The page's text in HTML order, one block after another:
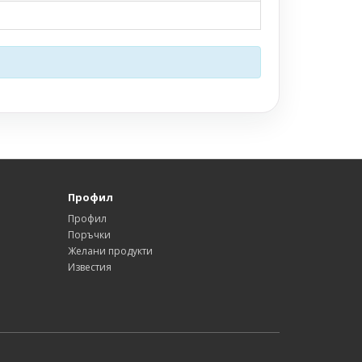
Профил
Профил
Поръчки
Желани продукти
Известия